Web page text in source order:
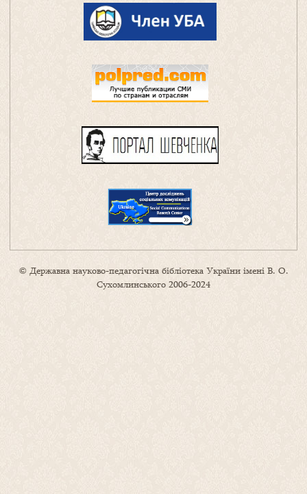
© Державна науково-педагогічна бібліотека України імені В. О.
Сухомлинського 2006-2024